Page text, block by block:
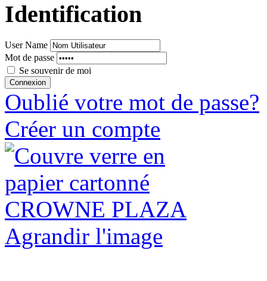
Identification
User Name
Mot de passe
Se souvenir de moi
Oublié votre mot de passe?
Créer un compte
Agrandir l'image